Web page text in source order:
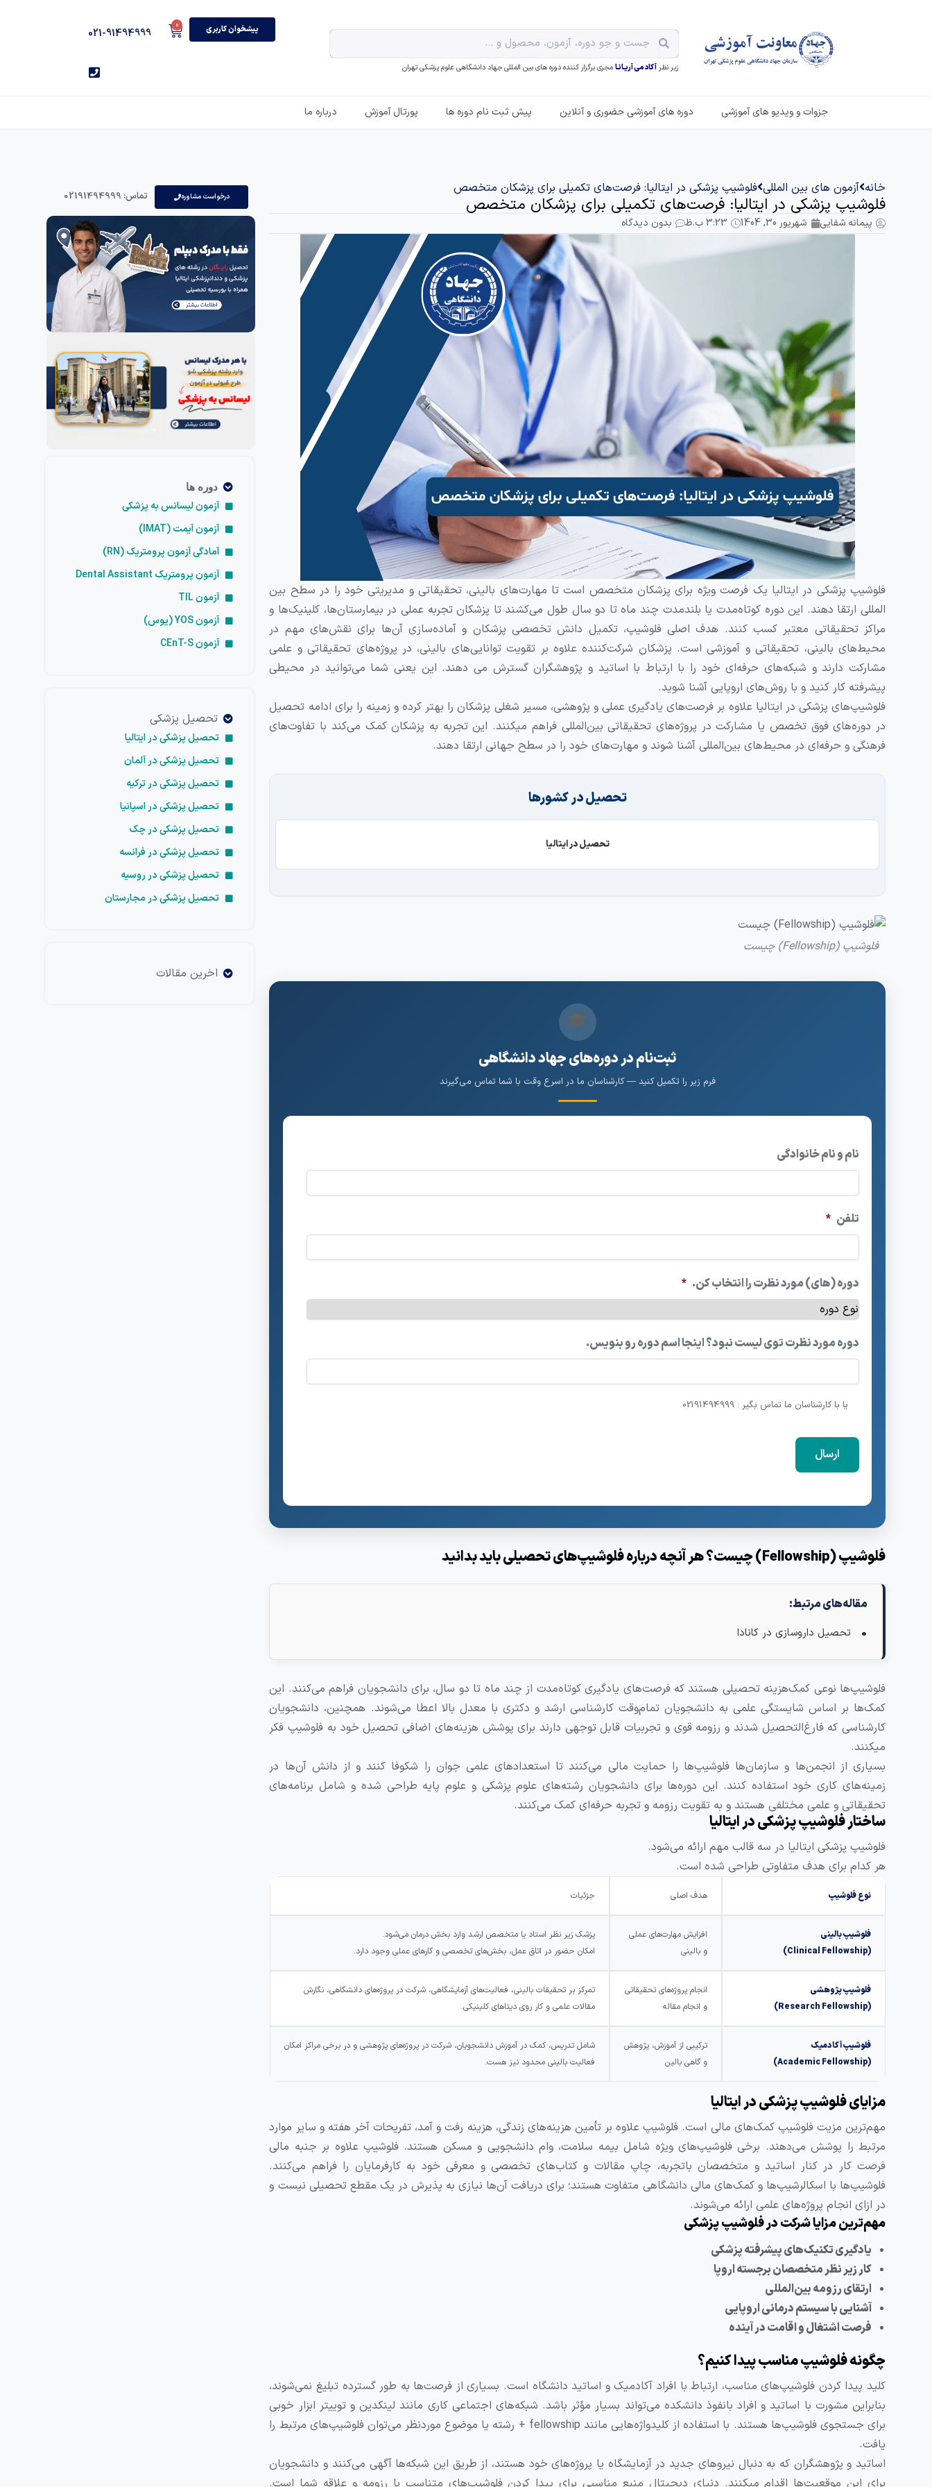
زیر نظر آکادمی آریـانـامجری برگزار کننده دوره های بین المللی جهاد دانشگاهی علوم پزشکی تهران
پیشخوان کاربری 0
021-91494999
جزوات و ویدیو های آموزشی دوره های آموزشی حضوری و آنلاین پیش ثبت نام دوره ها پورتال آموزش درباره ما
درخواست مشاوره تماس: 02191494999
دوره ها
آزمون لیسانس به پزشکی
آزمون آیمت (IMAT)
آمادگی آزمون پرومتریک (RN)
آزمون پرومتریک Dental Assistant
آزمون TIL
آزمون YOS (یوس)
آزمون CEnT-S
تحصیل پزشکی
تحصیل پزشکی در ایتالیا
تحصیل پزشکی در آلمان
تحصیل پزشکی در ترکیه
تحصیل پزشکی در اسپانیا
تحصیل پزشکی در چک
تحصیل پزشکی در فرانسه
تحصیل پزشکی در روسیه
تحصیل پزشکی در مجارستان
اخرین مقالات
خانه آزمون های بین المللی فلوشیپ پزشکی در ایتالیا: فرصت‌های تکمیلی برای پزشکان متخصص
فلوشیپ پزشکی در ایتالیا: فرصت‌های تکمیلی برای پزشکان متخصص
پیمانه شفایی شهریور 30, 1404 3:23 ب.ظ بدون دیدگاه
فلوشیپ پزشکی در ایتالیا یک فرصت ویژه برای پزشکان متخصص است تا مهارت‌های بالینی، تحقیقاتی و مدیریتی خود را در سطح بین
المللی ارتقا دهند. این دوره‌ کوتاه‌مدت یا بلندمدت چند ماه تا دو سال طول می‌کشند تا پزشکان تجربه عملی در بیمارستان‌ها، کلینیک‌ها و
مراکز تحقیقاتی معتبر کسب کنند. هدف اصلی فلوشیپ، تکمیل دانش تخصصی پزشکان و آماده‌سازی آن‌ها برای نقش‌های مهم در
محیط‌های بالینی، تحقیقاتی و آموزشی است. پزشکان شرکت‌کننده علاوه بر تقویت توانایی‌های بالینی، در پروژه‌های تحقیقاتی و علمی
مشارکت دارند و شبکه‌های حرفه‌ای خود را با ارتباط با اساتید و پژوهشگران گسترش می دهند. این یعنی شما می‌توانید در محیطی
پیشرفته کار کنید و با روش‌های اروپایی آشنا شوید.
فلوشیپ‌های پزشکی در ایتالیا علاوه بر فرصت‌های یادگیری عملی و پژوهشی، مسیر شغلی پزشکان را بهتر کرده و زمینه را برای ادامه تحصیل
در دوره‌های فوق تخصص یا مشارکت در پروژه‌های تحقیقاتی بین‌المللی فراهم میکنند. این تجربه به پزشکان کمک می‌کند با تفاوت‌های
فرهنگی و حرفه‌ای در محیط‌های بین‌المللی آشنا شوند و مهارت‌های خود را در سطح جهانی ارتقا دهند.
تحصیل در کشورها
تحصیل در ایتالیا
فلوشیپ (Fellowship) چیست
🎓
ثبت‌نام در دوره‌های جهاد دانشگاهی
فرم زیر را تکمیل کنید — کارشناسان ما در اسرع وقت با شما تماس می‌گیرند
نام و نام خانوادگی
تلفن *
دوره (های) مورد نظرت را انتخاب کن. *
دوره مورد نظرت توی لیست نبود؟ اینجا اسم دوره رو بنویس.
یا با کارشناسان ما تماس بگیر : 02191494999
فلوشیپ (Fellowship) چیست؟ هر آنچه درباره فلوشیپ‌های تحصیلی باید بدانید
مقاله‌های مرتبط:
تحصیل داروسازی در کانادا
فلوشیپ‌ها نوعی کمک‌هزینه تحصیلی هستند که فرصت‌های یادگیری کوتاه‌مدت از چند ماه تا دو سال، برای دانشجویان فراهم می‌کنند. این
کمک‌ها بر اساس شایستگی علمی به دانشجویان تمام‌وقت کارشناسی ارشد و دکتری با معدل بالا اعطا می‌شوند. همچنین، دانشجویان
کارشناسی که فارغ‌التحصیل شدند و رزومه قوی و تجربیات قابل توجهی دارند برای پوشش هزینه‌های اضافی تحصیل خود به فلوشیپ فکر
میکنند.
بسیاری از انجمن‌ها و سازمان‌ها فلوشیپ‌ها را حمایت مالی می‌کنند تا استعدادهای علمی جوان را شکوفا کنند و از دانش آن‌ها در
زمینه‌های کاری خود استفاده کنند. این دوره‌ها برای دانشجویان رشته‌های علوم پزشکی و علوم پایه طراحی شده و شامل برنامه‌های
تحقیقاتی و علمی مختلفی هستند و به تقویت رزومه و تجربه حرفه‌ای کمک می‌کنند.
ساختار فلوشیپ پزشکی در ایتالیا
فلوشیپ‌ پزشکی ایتالیا در سه قالب مهم ارائه می‌شود.
هر کدام برای هدف متفاوتی طراحی شده‌ است.
نوع فلوشیپ هدف اصلی جزئیات
فلوشیپ بالینی
(Clinical Fellowship)
افزایش مهارت‌های عملی
و بالینی
پزشک زیر نظر استاد یا متخصص ارشد وارد بخش درمان می‌شود.
امکان حضور در اتاق عمل، بخش‌های تخصصی و کارهای عملی وجود دارد.
فلوشیپ پژوهشی
(Research Fellowship)
انجام پروژه‌های تحقیقاتی
و انجام مقاله
تمرکز بر تحقیقات بالینی، فعالیت‌های آزمایشگاهی، شرکت در پروژه‌های دانشگاهی، نگارش
مقالات علمی و کار روی دیتاهای کلینیکی.
فلوشیپ آکادمیک
(Academic Fellowship)
ترکیبی از آموزش، پژوهش
و گاهی بالین
شامل تدریس، کمک در آموزش دانشجویان، شرکت در پروژه‌های پژوهشی و در برخی مراکز امکان
فعالیت بالینی محدود نیز هست.
مزایای فلوشیپ‌ پزشکی در ایتالیا
مهم‌ترین مزیت فلوشیپ‌ کمک‌های مالی است. فلوشیپ علاوه بر تأمین هزینه‌های زندگی، هزینه رفت و آمد، تفریحات آخر هفته و سایر موارد
مرتبط را پوشش می‌دهند. برخی فلوشیپ‌های ویژه شامل بیمه سلامت، وام دانشجویی و مسکن هستند. فلوشیپ‌ علاوه بر جنبه مالی
فرصت کار در کنار اساتید و متخصصان باتجربه، چاپ مقالات و کتاب‌های تخصصی و معرفی خود به کارفرمایان را فراهم می‌کنند.
فلوشیپ‌ها با اسکالرشیپ‌ها و کمک‌های مالی دانشگاهی متفاوت هستند؛ برای دریافت آن‌ها نیازی به پذیرش در یک مقطع تحصیلی نیست و
در ازای انجام پروژه‌های علمی ارائه می‌شوند.
مهم‌ترین مزایاشرکت در فلوشیپ پزشکی
یادگیری تکنیک‌های پیشرفته پزشکی
کار زیر نظر متخصصان برجسته اروپا
ارتقای رزومه بین‌المللی
آشنایی با سیستم درمانی اروپایی
فرصت اشتغال و اقامت در آینده
چگونه فلوشیپ مناسب پیدا کنیم؟
کلید پیدا کردن فلوشیپ‌های مناسب، ارتباط با افراد آکادمیک و اساتید دانشگاه است. بسیاری از فرصت‌ها به طور گسترده تبلیغ نمی‌شوند،
بنابراین مشورت با اساتید و افراد بانفوذ دانشکده می‌تواند بسیار مؤثر باشد. شبکه‌های اجتماعی کاری مانند لینکدین و توییتر ابزار خوبی
برای جستجوی فلوشیپ‌ها هستند. با استفاده از کلیدواژه‌هایی مانند fellowship + رشته یا موضوع موردنظر می‌توان فلوشیپ‌های مرتبط را
یافت.
اساتید و پژوهشگران که به دنبال نیروهای جدید در آزمایشگاه یا پروژه‌های خود هستند، از طریق این شبکه‌ها آگهی می‌کنند و دانشجویان
برای این موقعیت‌ها اقدام میکنند. دنیای دیجیتال منبع مناسبی برای پیدا کردن فلوشیپ‌های متناسب با رزومه و علاقه شما است.